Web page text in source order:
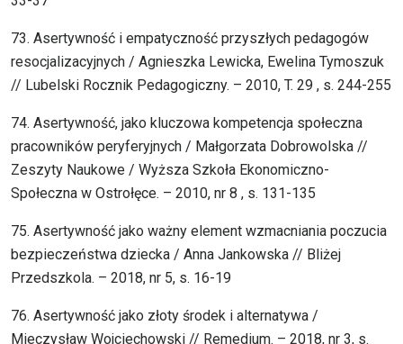
73. Asertywność i empatyczność przyszłych pedagogów
resocjalizacyjnych / Agnieszka Lewicka, Ewelina Tymoszuk
// Lubelski Rocznik Pedagogiczny. – 2010, T. 29 , s. 244-255
74. Asertywność, jako kluczowa kompetencja społeczna
pracowników peryferyjnych / Małgorzata Dobrowolska //
Zeszyty Naukowe / Wyższa Szkoła Ekonomiczno-
Społeczna w Ostrołęce. – 2010, nr 8 , s. 131-135
75. Asertywność jako ważny element wzmacniania poczucia
bezpieczeństwa dziecka / Anna Jankowska // Bliżej
Przedszkola. – 2018, nr 5, s. 16-19
76. Asertywność jako złoty środek i alternatywa /
Mieczysław Wojciechowski // Remedium. – 2018, nr 3, s.